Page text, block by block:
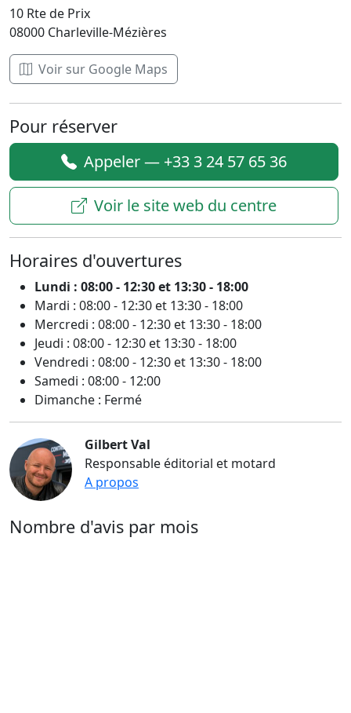
10 Rte de Prix
08000 Charleville-Mézières
Voir sur Google Maps
Pour réserver
Appeler — +33 3 24 57 65 36
Voir le site web du centre
Horaires d'ouvertures
Lundi : 08:00 - 12:30 et 13:30 - 18:00
Mardi : 08:00 - 12:30 et 13:30 - 18:00
Mercredi : 08:00 - 12:30 et 13:30 - 18:00
Jeudi : 08:00 - 12:30 et 13:30 - 18:00
Vendredi : 08:00 - 12:30 et 13:30 - 18:00
Samedi : 08:00 - 12:00
Dimanche : Fermé
Gilbert Val
Responsable éditorial et motard
A propos
Nombre d'avis par mois